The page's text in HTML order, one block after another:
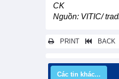
CK
Nguồn: VITIC/
PRINT BACK
Các tin khác...